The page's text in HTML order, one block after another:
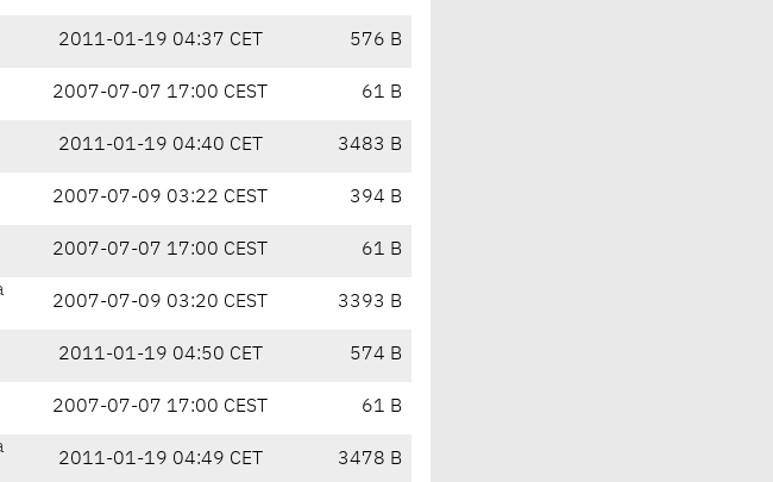
2011-01-19 04:37 CET 576 B
2007-07-07 17:00 CEST 61 B
2011-01-19 04:40 CET 3483 B
2007-07-09 03:22 CEST 394 B
2007-07-07 17:00 CEST 61 B
2007-07-09 03:20 CEST 3393 B
2011-01-19 04:50 CET 574 B
2007-07-07 17:00 CEST 61 B
2011-01-19 04:49 CET 3478 B